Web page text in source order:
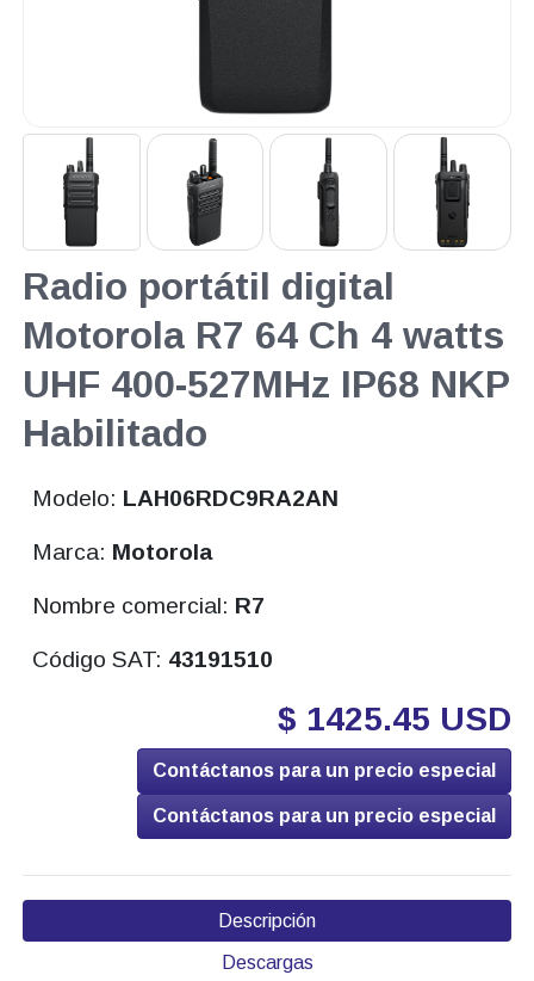
Radio portátil digital
Motorola R7 64 Ch 4 watts
UHF 400-527MHz IP68 NKP
Habilitado
Modelo: LAH06RDC9RA2AN
Marca: Motorola
Nombre comercial: R7
Código SAT: 43191510
$ 1425.45 USD
Contáctanos para un precio especial
Contáctanos para un precio especial
Descripción
Descargas